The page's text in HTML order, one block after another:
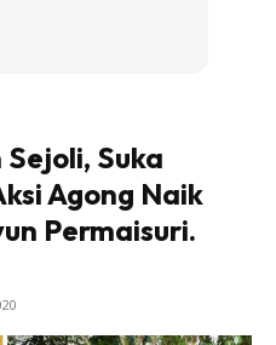
Suka
Agong Naik
Permaisuri.